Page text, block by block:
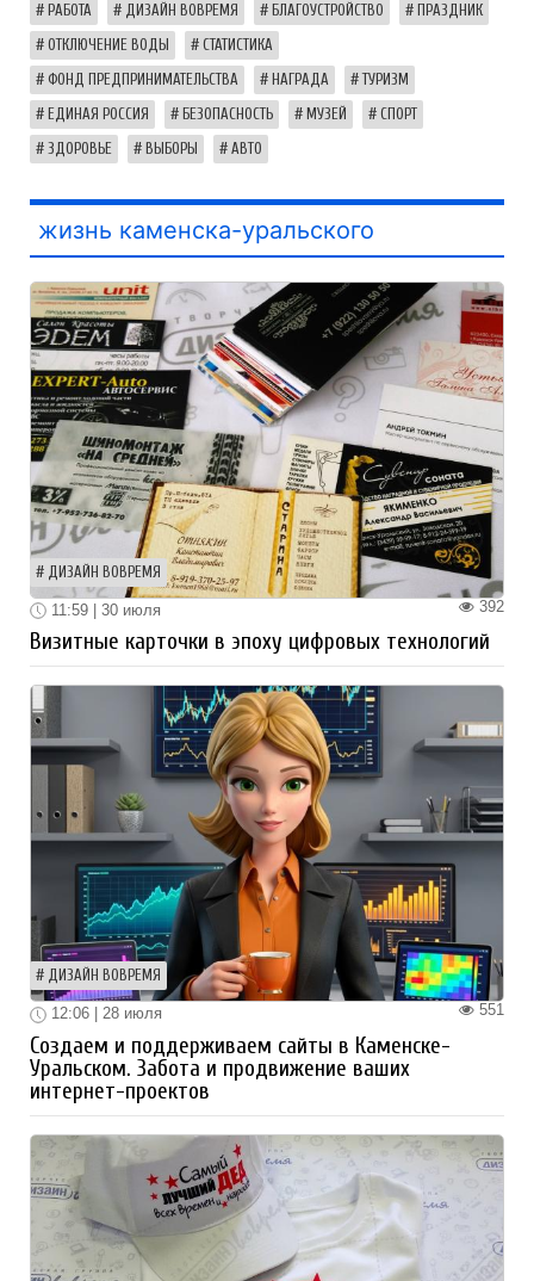
РАБОТА ДИЗАЙН ВОВРЕМЯ БЛАГОУСТРОЙСТВО ПРАЗДНИК
ОТКЛЮЧЕНИЕ ВОДЫ СТАТИСТИКА
ФОНД ПРЕДПРИНИМАТЕЛЬСТВА НАГРАДА ТУРИЗМ
ЕДИНАЯ РОССИЯ БЕЗОПАСНОСТЬ МУЗЕЙ СПОРТ
ЗДОРОВЬЕ ВЫБОРЫ АВТО
жизнь каменска-уральского
ДИЗАЙН ВОВРЕМЯ
392
11:59 | 30 июля
Визитные карточки в эпоху цифровых технологий
ДИЗАЙН ВОВРЕМЯ
551
12:06 | 28 июля
Создаем и поддерживаем сайты в Каменске-
Уральском. Забота и продвижение ваших
интернет-проектов